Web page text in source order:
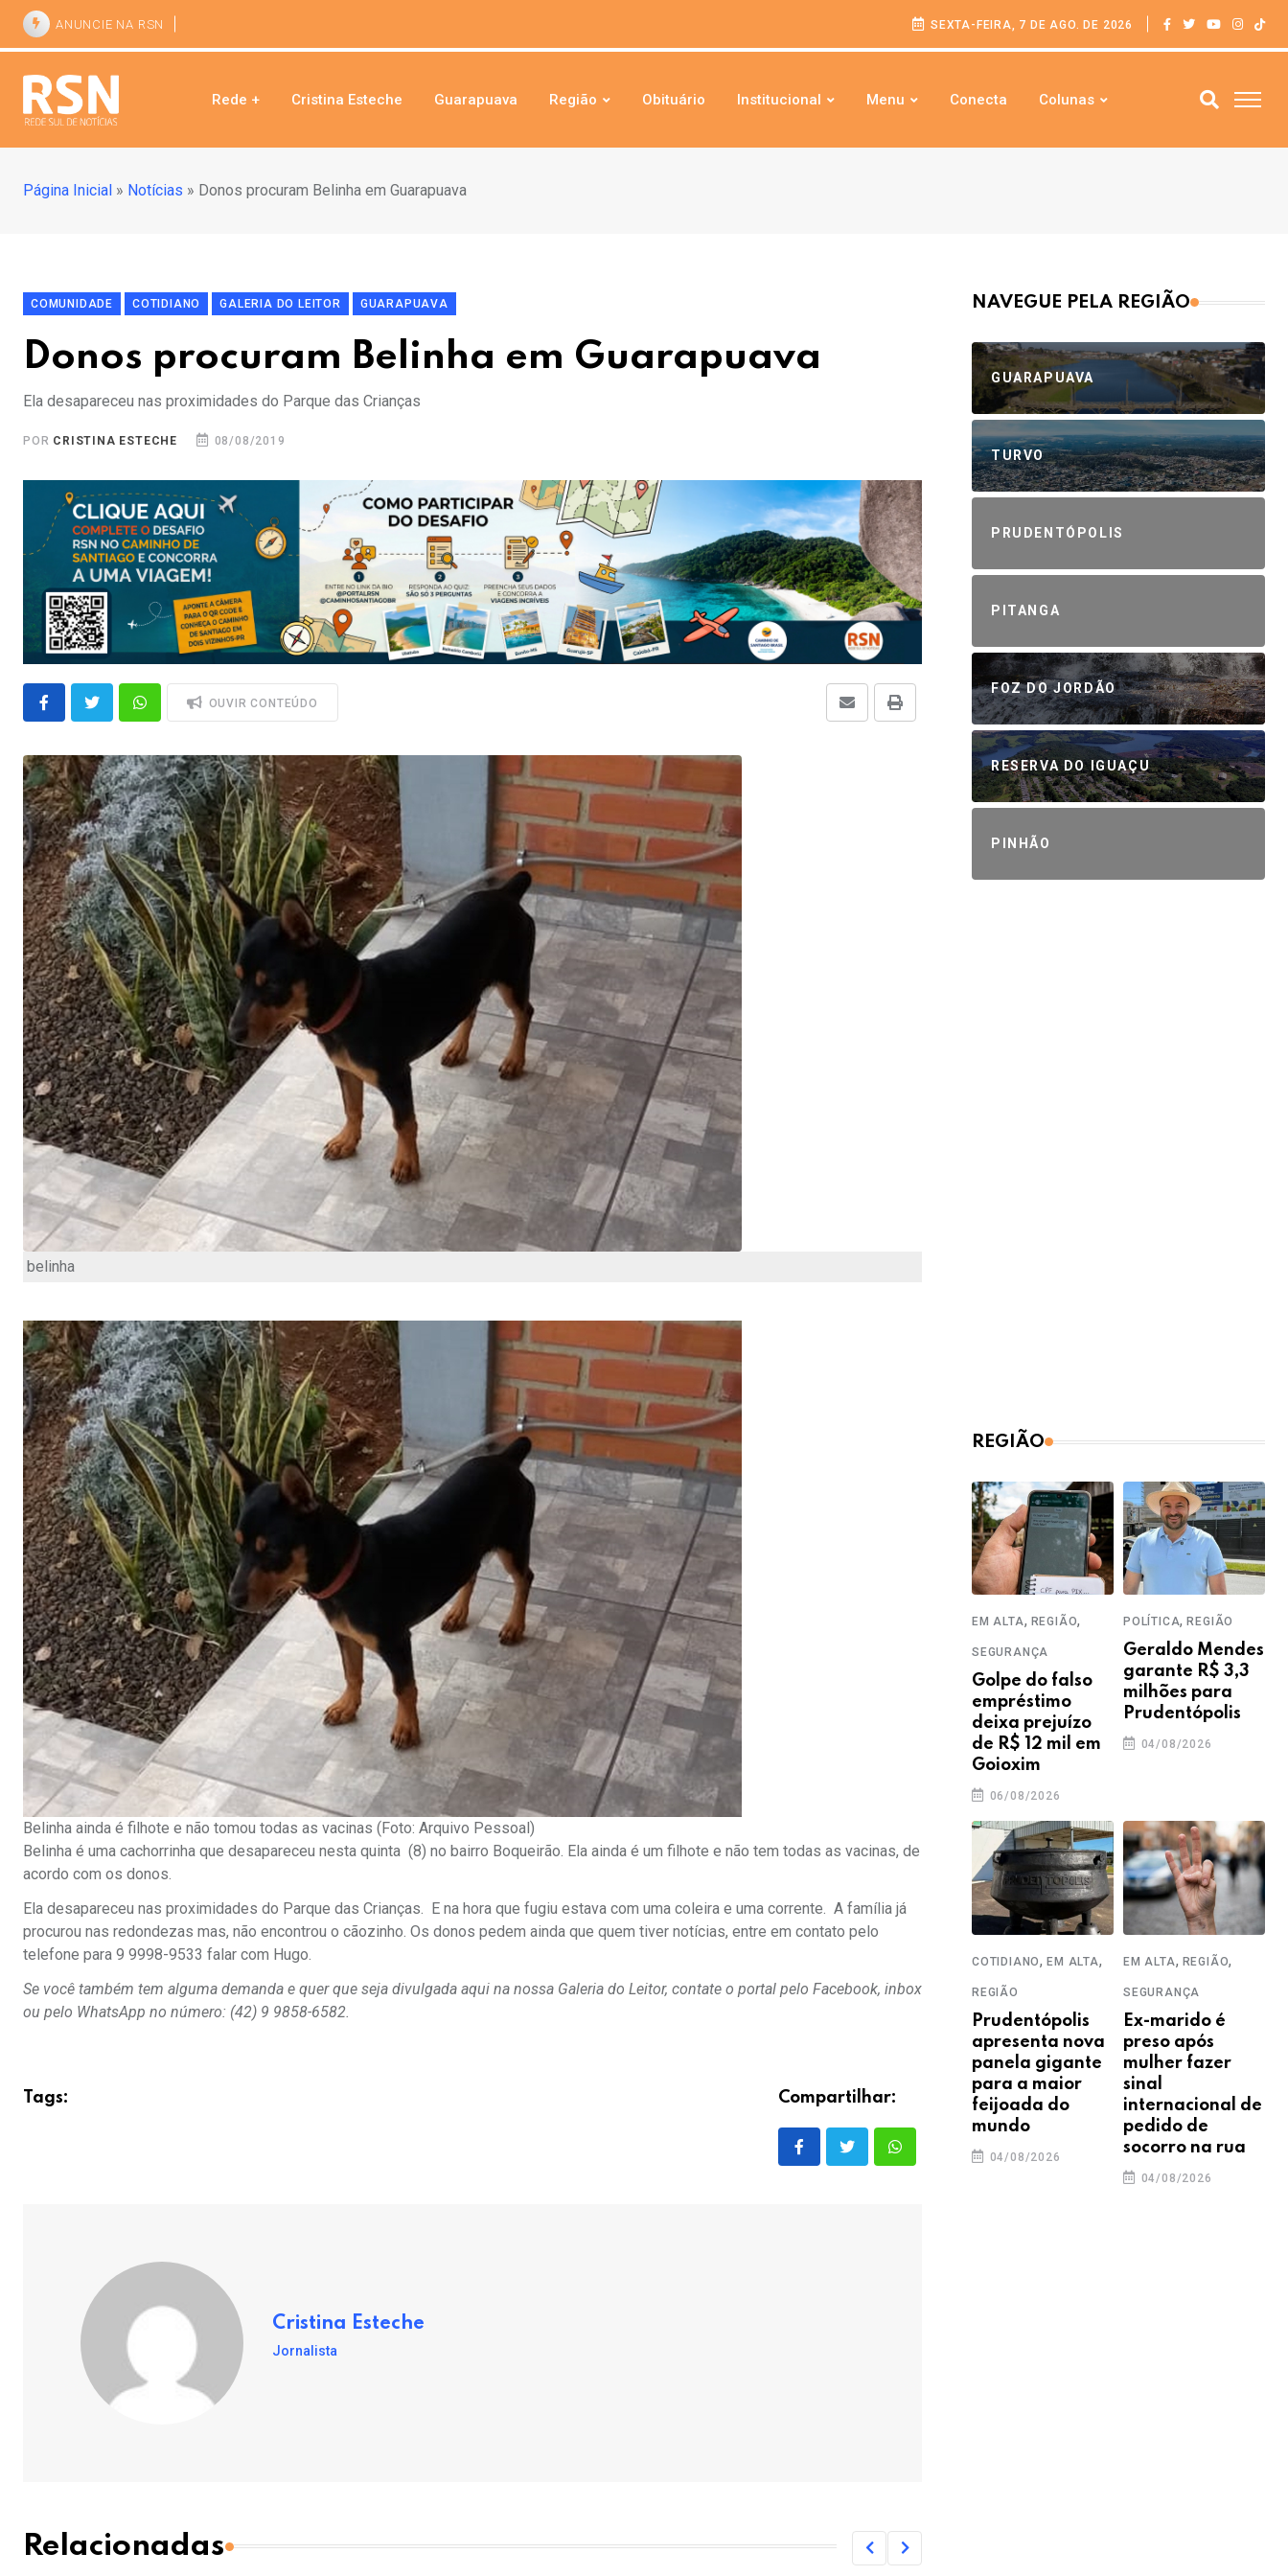
ANUNCIE NA RSN SEXTA-FEIRA, 7 DE AGO. DE 2026
Rede + Cristina Esteche Guarapuava Região Obituário Institucional Menu Conecta Colunas
Página Inicial » Notícias » Donos procuram Belinha em Guarapuava
COMUNIDADE COTIDIANO GALERIA DO LEITOR GUARAPUAVA
Donos procuram Belinha em Guarapuava
Ela desapareceu nas proximidades do Parque das Crianças
POR CRISTINA ESTECHE 08/08/2019
OUVIR CONTEÚDO
belinha
Belinha ainda é filhote e não tomou todas as vacinas (Foto: Arquivo Pessoal)
Belinha é uma cachorrinha que desapareceu nesta quinta (8) no bairro Boqueirão. Ela ainda é um filhote e não tem todas as vacinas, de
acordo com os donos.
Ela desapareceu nas proximidades do Parque das Crianças. E na hora que fugiu estava com uma coleira e uma corrente. A família já
procurou nas redondezas mas, não encontrou o cãozinho. Os donos pedem ainda que quem tiver notícias, entre em contato pelo
telefone para 9 9998-9533 falar com Hugo.
Se você também tem alguma demanda e quer que seja divulgada aqui na nossa Galeria do Leitor, contate o portal pelo Facebook, inbox
ou pelo WhatsApp no número: (42) 9 9858-6582.
Tags: Compartilhar:
Cristina Esteche
Jornalista
Relacionadas
NAVEGUE PELA REGIÃO
GUARAPUAVA
TURVO
PRUDENTÓPOLIS
PITANGA
FOZ DO JORDÃO
RESERVA DO IGUAÇU
PINHÃO
REGIÃO
EM ALTA, REGIÃO,
SEGURANÇA
Golpe do falso
empréstimo
deixa prejuízo
de R$ 12 mil em
Goioxim
06/08/2026
POLÍTICA,REGIÃO
Geraldo Mendes
garante R$ 3,3
milhões para
Prudentópolis
04/08/2026
COTIDIANO,EM ALTA,
REGIÃO
Prudentópolis
apresenta nova
panela gigante
para a maior
feijoada do
mundo
04/08/2026
EM ALTA, REGIÃO,
SEGURANÇA
Ex-marido é
preso após
mulher fazer
sinal
internacional de
pedido de
socorro na rua
04/08/2026